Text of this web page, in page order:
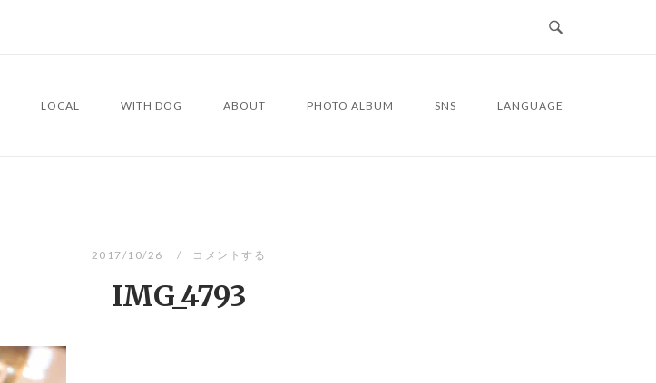
LOCAL WITH DOG ABOUT PHOTO ALBUM SNS LANGUAGE
2017/10/26 コメントする
IMG_4793